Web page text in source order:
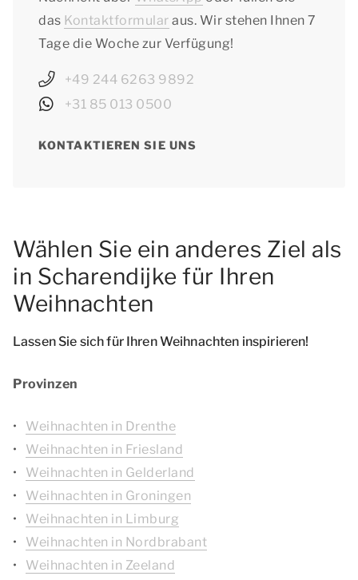
das Kontaktformular aus. Wir stehen Ihnen 7
Tage die Woche zur Verfügung!
+49 244 6263 9892
+31 85 013 0500
KONTAKTIEREN SIE UNS
Wählen Sie ein anderes Ziel als
in Scharendijke für Ihren
Weihnachten
Lassen Sie sich für Ihren Weihnachten inspirieren!
Provinzen
Weihnachten in Drenthe
Weihnachten in Friesland
Weihnachten in Gelderland
Weihnachten in Groningen
Weihnachten in Limburg
Weihnachten in Nordbrabant
Weihnachten in Zeeland